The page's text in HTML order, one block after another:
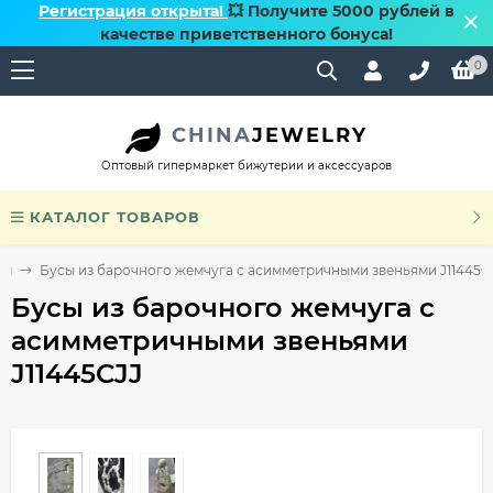
Регистрация открыта! 💥 Получите 5000 рублей в
качестве приветственного бонуса!
0
CHINAJEWELRY
Оптовый гипермаркет бижутерии и аксессуаров
КАТАЛОГ ТОВАРОВ
Бусы из барочного жемчуга с асимметричными звеньями
Бусы из барочного жемчуга с
асимметричными звеньями
J11445CJJ